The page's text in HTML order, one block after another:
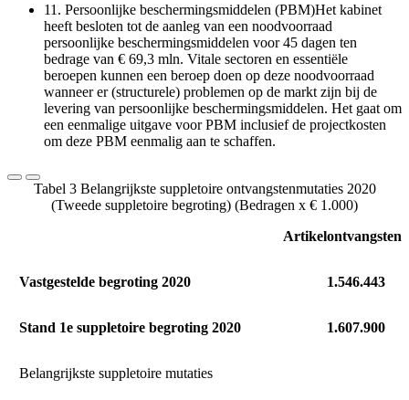
11. Persoonlijke beschermingsmiddelen (PBM)Het kabinet
heeft besloten tot de aanleg van een noodvoorraad
persoonlijke beschermingsmiddelen voor 45 dagen ten
bedrage van € 69,3 mln. Vitale sectoren en essentiële
beroepen kunnen een beroep doen op deze noodvoorraad
wanneer er (structurele) problemen op de markt zijn bij de
levering van persoonlijke beschermingsmiddelen. Het gaat om
een eenmalige uitgave voor PBM inclusief de projectkosten
om deze PBM eenmalig aan te schaffen.
Tabel 3 Belangrijkste suppletoire ontvangstenmutaties 2020
(Tweede suppletoire begroting) (Bedragen x € 1.000)
Artikelontvangsten
Vastgestelde begroting 2020 1.546.443
Stand 1e suppletoire begroting 2020 1.607.900
Belangrijkste suppletoire mutaties